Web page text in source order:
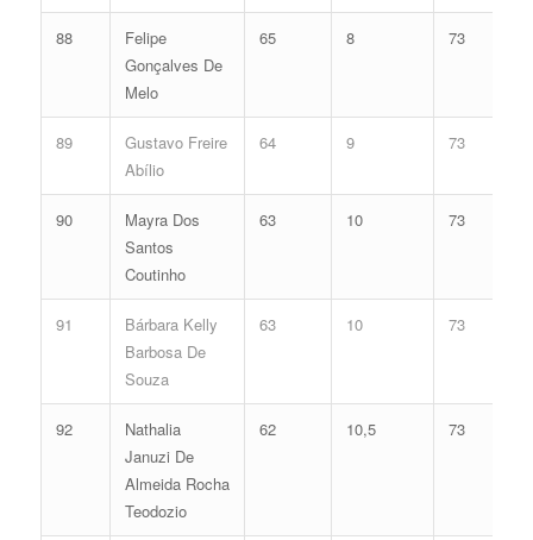
88
Felipe
Gonçalves De
Melo
65 8 73
89
Gustavo Freire
Abílio
64 9 73
90
Mayra Dos
Santos
Coutinho
63 10 73
91
Bárbara Kelly
Barbosa De
Souza
63 10 73
92
Nathalia
Januzi De
Almeida Rocha
Teodozio
62 10,5 73